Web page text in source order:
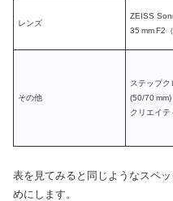
レンズ
ZEISS
35 mm F2
その他
ステップク
(50/70 mm)
クリエイ
表を見てみると同じようなスペ
めにします。